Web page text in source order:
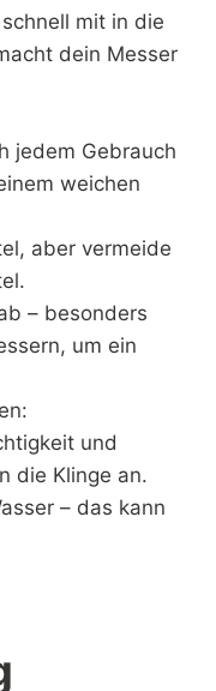
mit in die
dein Messer
jedem Gebrauch
weichen
aber vermeide
– besonders
um ein
und
die Klinge an.
– das kann